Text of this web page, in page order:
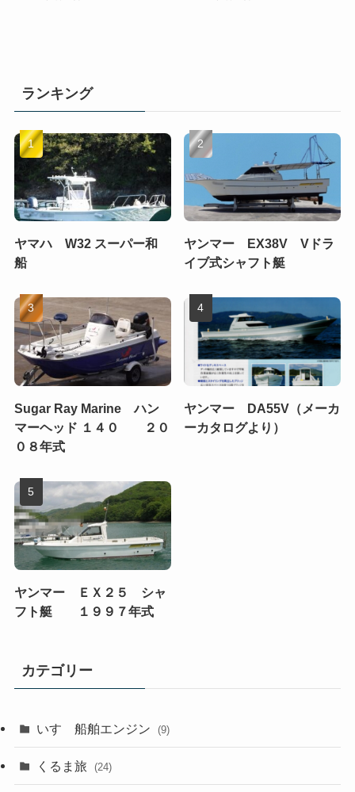
ランキング
ヤマハ W32 スーパー和
船
ヤンマー EX38V Vドラ
イブ式シャフト艇
Sugar Ray Marine ハン
マーヘッド １４０ ２０
０８年式
ヤンマー DA55V（メーカ
ーカタログより）
ヤンマー ＥＸ２５ シャ
フト艇 １９９７年式
カテゴリー
いすゞ船舶エンジン (9)
くるま旅 (24)